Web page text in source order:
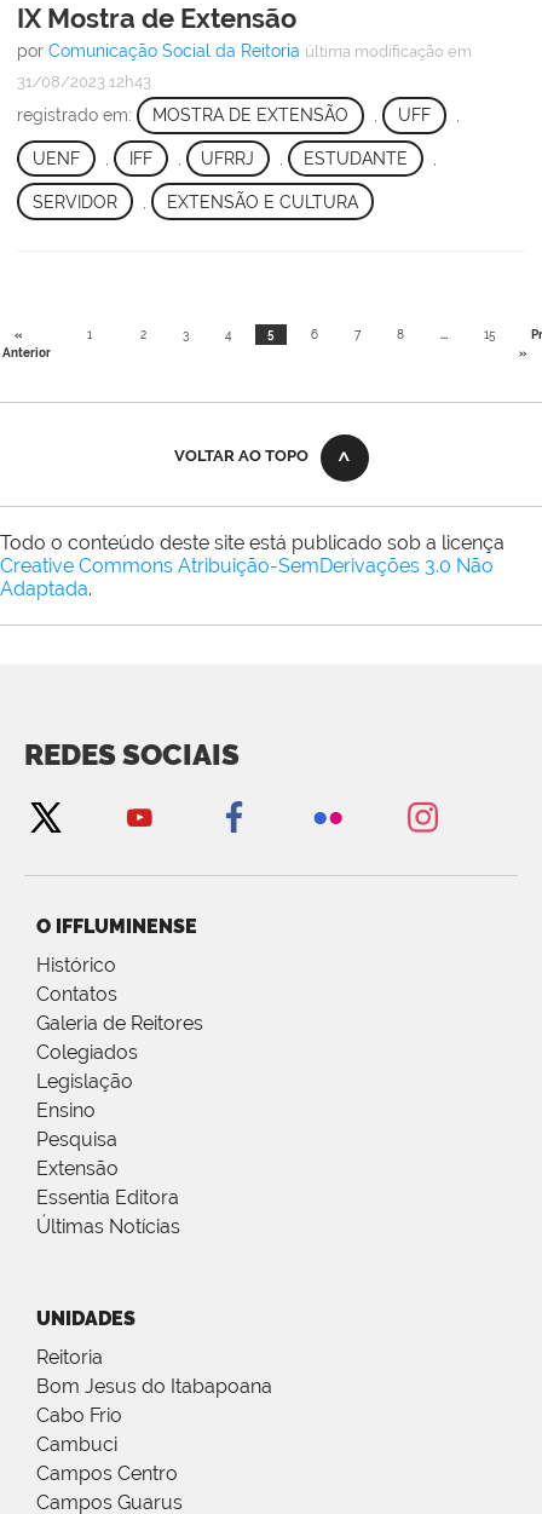
IX Mostra de Extensão
por Comunicação Social da Reitoria última modificação em
31/08/2023 12h43
registrado em: MOSTRA DE EXTENSÃO , UFF ,
UENF IFF UFRRJ , ESTUDANTE
SERVIDOR EXTENSÃO E CULTURA
«
Anterior
1 2 3 4 5 6 7 8 ... 15
»
VOLTAR AO TOPO
Todo o conteúdo deste site está publicado sob a licença
Creative Commons Atribuição-SemDerivações 3.0 Não
Adaptada.
REDES SOCIAIS
O IFFLUMINENSE
Histórico
Contatos
Galeria de Reitores
Colegiados
Legislação
Ensino
Pesquisa
Extensão
Essentia Editora
Últimas Notícias
UNIDADES
Reitoria
Bom Jesus do Itabapoana
Cabo Frio
Cambuci
Campos Centro
Campos Guarus